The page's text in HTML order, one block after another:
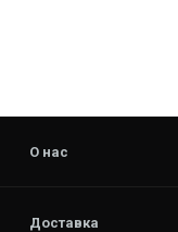
О нас
Доставка